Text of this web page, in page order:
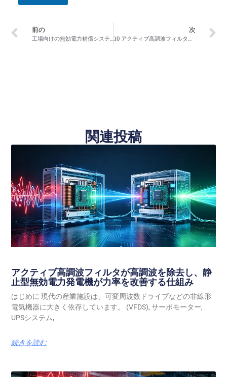
前の 次
関連投稿
アクティブ高調波フィルタが高調波を除去し、静
止型無効電力発電機が力率を改善する仕組み
はじめに 現代の産業施設は、可変周波数ドライブなどの非線形
電気機器に大きく依存しています。 (VFDS), サーボモーター,
UPSシステム,
続きを読む